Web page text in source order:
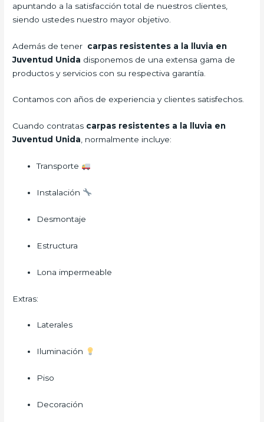
apuntando a la satisfacción total de nuestros clientes,
siendo ustedes nuestro mayor objetivo.
Además de tener carpas resistentes a la lluvia en
Juventud Unida disponemos de una extensa gama de
productos y servicios con su respectiva garantía.
Contamos con años de experiencia y clientes satisfechos.
Cuando contratas carpas resistentes a la lluvia en
Juventud Unida, normalmente incluye:
Transporte
Instalación
Desmontaje
Estructura
Lona impermeable
Extras:
Laterales
Iluminación
Piso
Decoración